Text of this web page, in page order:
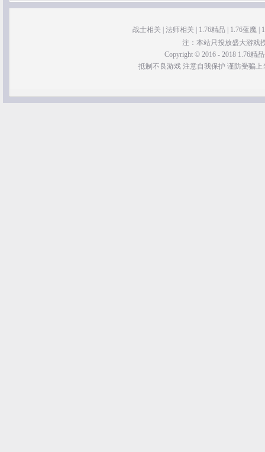
战士相关 法师相关 1.76精品 1.76蓝魔|
注：本站只投放盛大游戏
Copyright © 2016 - 2018 1.76精
抵制不良游戏 注意自我保护 谨防受骗